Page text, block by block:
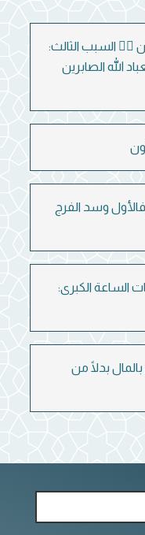
👈🏻 السبب الثالث:
الله الصابرين
وسد الفرج
الساعة الكبرى:
بدلًا من